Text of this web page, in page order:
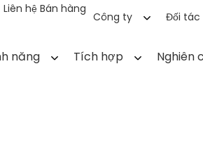
Liên hệ Bán hàng
Công ty Đối tác
năng Tích hợp Nghiên